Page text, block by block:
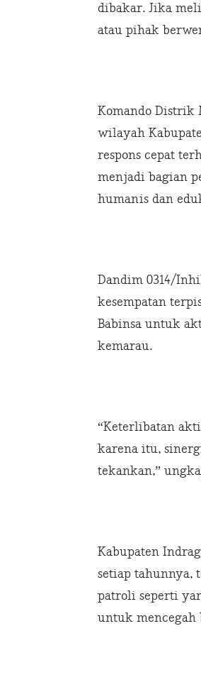
dibakar. Jika
atau pihak
Komando
wilayah
respons cepat
menjadi bagian
humanis dan
Dandim 0314/
kesempatan
Babinsa untuk
kemarau.
“Keterlibatan
karena itu,
tekankan,”
Kabupaten
setiap tahunnya,
patroli seperti
untuk mencegah